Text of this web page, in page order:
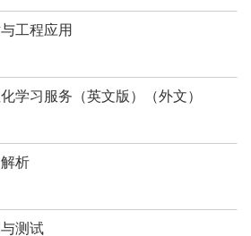
工程应用
学习服务（英文版）（外文）
析
测试